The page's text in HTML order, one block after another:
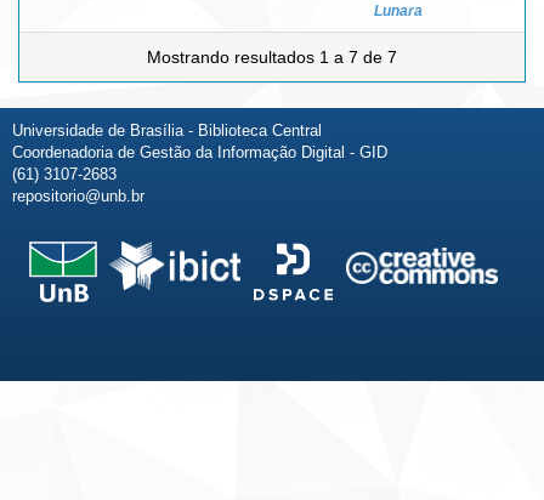
Lunara
Mostrando resultados 1 a 7 de 7
Universidade de Brasília - Biblioteca Central
Coordenadoria de Gestão da Informação Digital - GID
(61) 3107-2683
repositorio@unb.br